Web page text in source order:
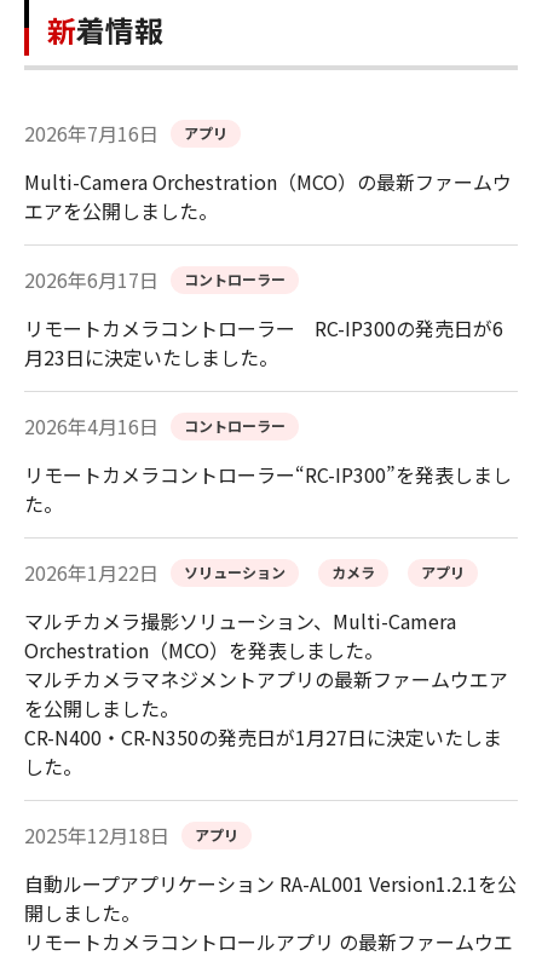
新着情報
2026年7月16日 アプリ
Multi-Camera Orchestration（MCO）の最新ファームウ
エアを公開しました。
2026年6月17日 コントローラー
リモートカメラコントローラー RC-IP300の発売日が6
月23日に決定いたしました。
2026年4月16日 コントローラー
リモートカメラコントローラー“RC-IP300”を発表しまし
た。
2026年1月22日 ソリューション カメラ アプリ
マルチカメラ撮影ソリューション、Multi-Camera
Orchestration（MCO）を発表しました。
マルチカメラマネジメントアプリの最新ファームウエア
を公開しました。
CR-N400・CR-N350の発売日が1月27日に決定いたしま
した。
2025年12月18日 アプリ
自動ループアプリケーション RA-AL001 Version1.2.1を公
開しました。
リモートカメラコントロールアプリ の最新ファームウエ